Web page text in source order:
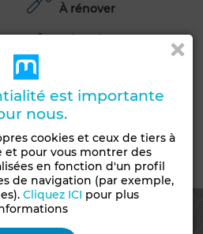
À rénover
Orientation
est importante
nous.
cookies et ceux de tiers à
et pour vous montrer des
en fonction d'un profil
de navigation (par exemple,
Cliquez ICI pour plus